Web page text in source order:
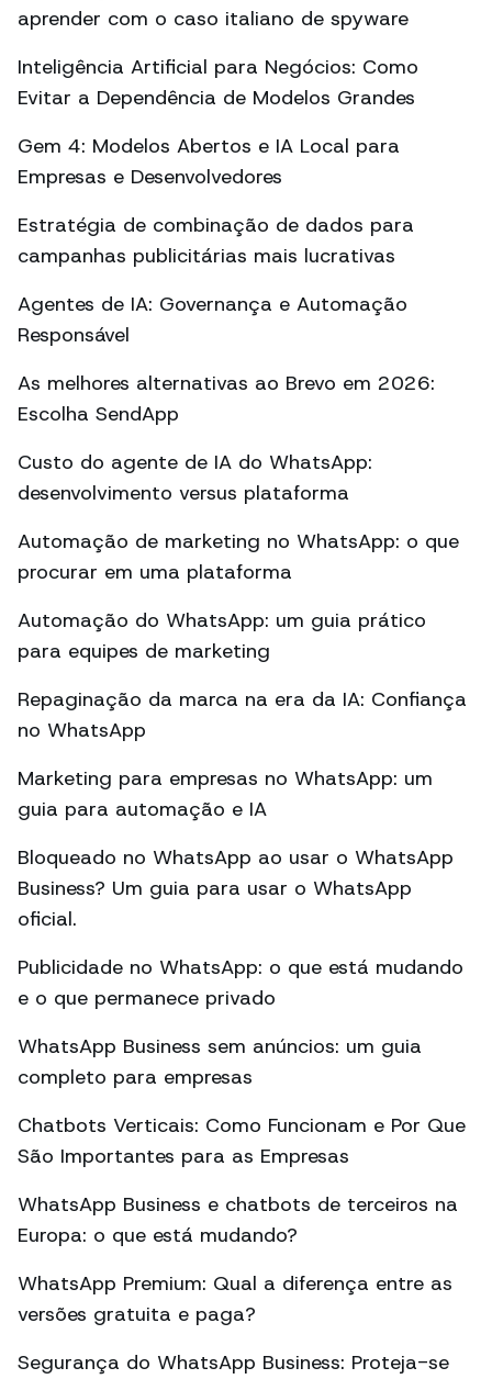
aprender com o caso italiano de spyware
Inteligência Artificial para Negócios: Como
Evitar a Dependência de Modelos Grandes
Gem 4: Modelos Abertos e IA Local para
Empresas e Desenvolvedores
Estratégia de combinação de dados para
campanhas publicitárias mais lucrativas
Agentes de IA: Governança e Automação
Responsável
As melhores alternativas ao Brevo em 2026:
Escolha SendApp
Custo do agente de IA do WhatsApp:
desenvolvimento versus plataforma
Automação de marketing no WhatsApp: o que
procurar em uma plataforma
Automação do WhatsApp: um guia prático
para equipes de marketing
Repaginação da marca na era da IA: Confiança
no WhatsApp
Marketing para empresas no WhatsApp: um
guia para automação e IA
Bloqueado no WhatsApp ao usar o WhatsApp
Business? Um guia para usar o WhatsApp
oficial.
Publicidade no WhatsApp: o que está mudando
e o que permanece privado
WhatsApp Business sem anúncios: um guia
completo para empresas
Chatbots Verticais: Como Funcionam e Por Que
São Importantes para as Empresas
WhatsApp Business e chatbots de terceiros na
Europa: o que está mudando?
WhatsApp Premium: Qual a diferença entre as
versões gratuita e paga?
Segurança do WhatsApp Business: Proteja-se